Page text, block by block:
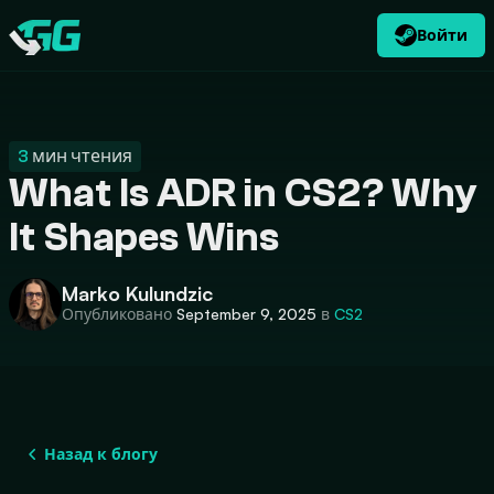
Swap.gg
Войти
CATEGORIES RU $ USD
3 мин чтения
What Is ADR in CS2? Why
It Shapes Wins
Marko Kulundzic
Опубликовано September 9, 2025 в CS2
Назад к блогу